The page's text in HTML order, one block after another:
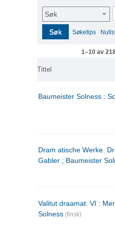
Søk
Søk Søketips
1–10 av
Tittel
Baumeister Solness :
Dram atische Werke.
Gabler ; Baumeister
Valitut draamat. VI :
Solness (finsk)